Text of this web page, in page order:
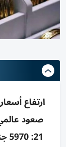
صعود
21: 5970 جنيه، الجنيه: 47760، والأوقية 4262$